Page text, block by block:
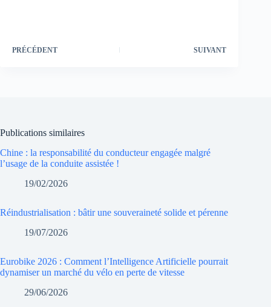
PRÉCÉDENT SUIVANT
Publications similaires
Chine : la responsabilité du conducteur engagée malgré
l’usage de la conduite assistée !
19/02/2026
Réindustrialisation : bâtir une souveraineté solide et pérenne
19/07/2026
Eurobike 2026 : Comment l’Intelligence Artificielle pourrait
dynamiser un marché du vélo en perte de vitesse
29/06/2026